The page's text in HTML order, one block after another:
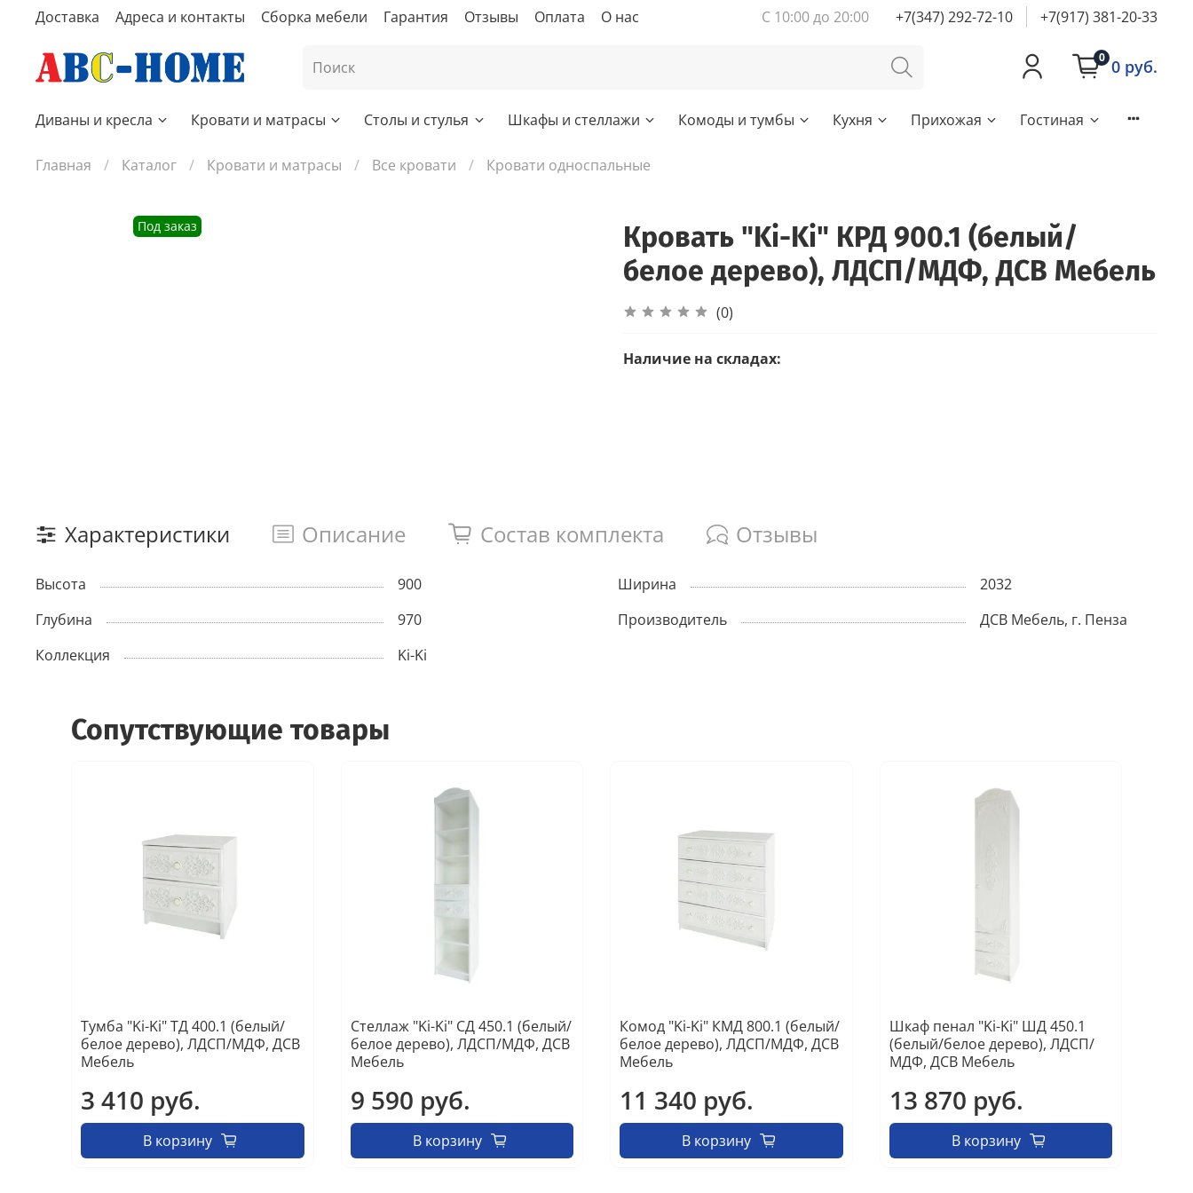
Доставка Адреса и контакты Сборка мебели Гарантия Отзывы Оплата О нас С 10:00 до 20:00 +7(347) 292-72-10 +7(917) 381-20-33
0 0 руб.
Диваны и кресла Кровати и матрасы Столы и стулья Шкафы и стеллажи Комоды и тумбы Кухня Прихожая Гостиная
Главная Каталог Кровати и матрасы Все кровати Кровати односпальные
Под заказ
Кровать "Ki-Ki" КРД 900.1 (белый/
белое дерево), ЛДСП/МДФ, ДСВ Мебель
(0)
Наличие на складах:
Характеристики Описание Состав комплекта Отзывы
Высота 900 Ширина
2032
Глубина
970 Производитель
ДСВ Мебель, г. Пенза
Коллекция
Ki-Ki
Сопутствующие товары
Тумба "Ki-Ki" ТД 400.1 (белый/
белое дерево), ЛДСП/МДФ, ДСВ
Мебель
3 410 руб.
В корзину
Стеллаж "Ki-Ki" СД 450.1 (белый/
белое дерево), ЛДСП/МДФ, ДСВ
Мебель
9 590 руб.
В корзину
Комод "Ki-Ki" КМД 800.1 (белый/
белое дерево), ЛДСП/МДФ, ДСВ
Мебель
11 340 руб.
В корзину
Шкаф пенал "Ki-Ki" ШД 450.1
(белый/белое дерево), ЛДСП/
МДФ, ДСВ Мебель
13 870 руб.
В корзину